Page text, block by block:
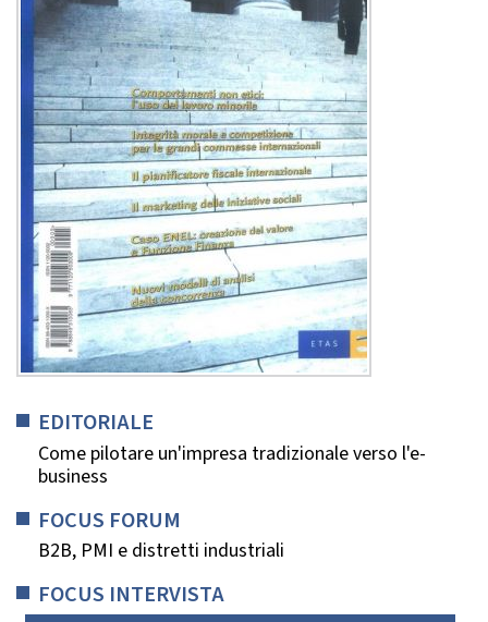
EDITORIALE
Come pilotare un'impresa tradizionale verso l'e-
business
FOCUS FORUM
B2B, PMI e distretti industriali
FOCUS INTERVISTA